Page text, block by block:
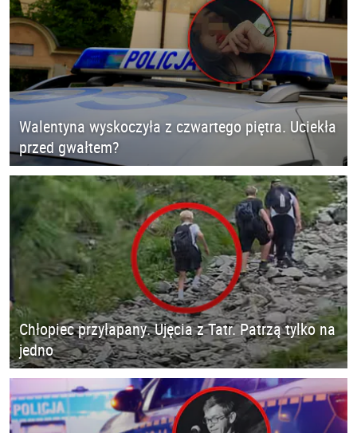
Walentyna wyskoczyła z czwartego piętra. Uciekła
przed gwałtem?
Chłopiec przyłapany. Ujęcia z Tatr. Patrzą tylko na
jedno